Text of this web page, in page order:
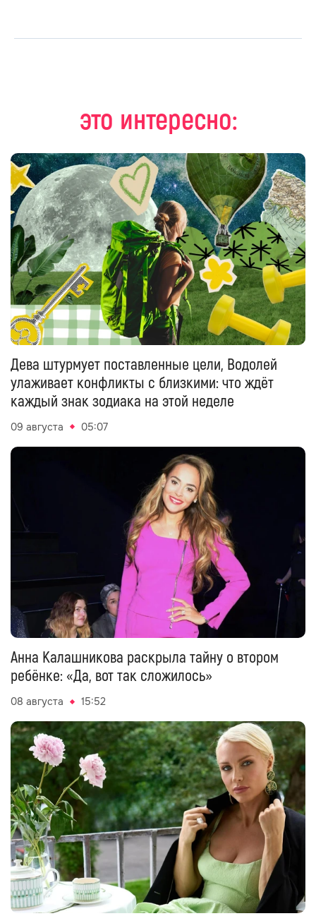
это интересно:
Дева штурмует поставленные цели, Водолей
улаживает конфликты с близкими: что ждёт
каждый знак зодиака на этой неделе
09 августа 05:07
Анна Калашникова раскрыла тайну о втором
ребёнке: «Да, вот так сложилось»
08 августа 15:52